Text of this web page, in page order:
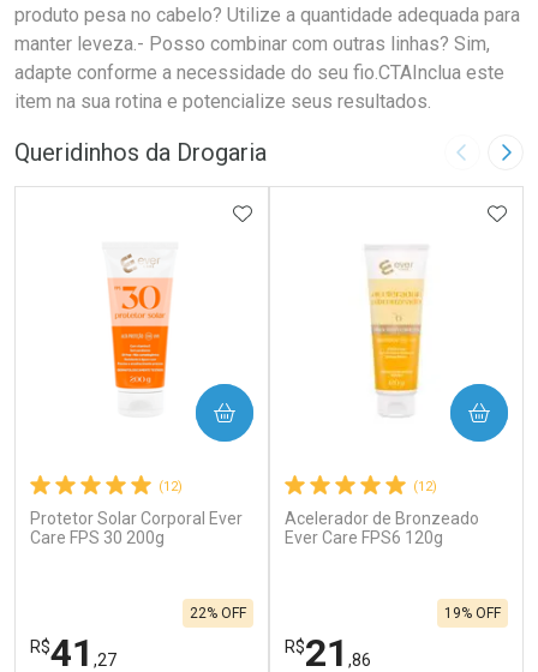
produto pesa no cabelo? Utilize a quantidade adequada para
manter leveza.- Posso combinar com outras linhas? Sim,
adapte conforme a necessidade do seu fio.CTAInclua este
item na sua rotina e potencialize seus resultados.
Queridinhos da Drogaria Imagem
(12)
Protetor Solar Corporal Ever
Care FPS 30 200g
R$41 ,27
22% OFF
ADICIONAR AOS FAVORITOS
COMPRAR
(12)
Acelerador de Bronzeado
Ever Care FPS6 120g
R$21 ,86
19% OFF
COMPRAR